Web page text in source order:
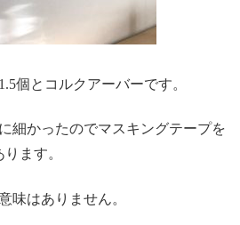
個とコルクアーバーです。
細かったのでマスキングテープを
ます。
味はありません。